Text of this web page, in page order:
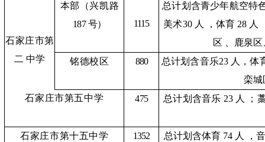
石家庄市第
二 中学
本部（兴凯路
187 号）
1115
总计划含青少年航空特
美术30 人 ，体育 28 人
区
、鹿泉
铭德校区
880 总计划含音乐23 人，体
栾城
石家庄市第五中学
475 总计划含音乐 23 人 ；
石家庄市第十五中学 1352 总计划含体育74 人
，